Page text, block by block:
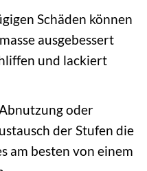
Schäden können
ausgebessert
und lackiert
oder
der Stufen die
am besten von einem